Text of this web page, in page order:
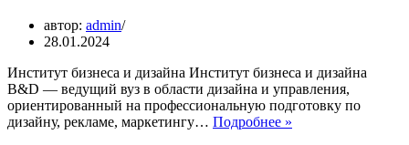
автор: admin
28.01.2024
Институт бизнеса и дизайна Институт бизнеса и дизайна
B&D — ведущий вуз в области дизайна и управления,
ориентированный на профессиональную подготовку по
дизайну, рекламе, маркетингу… Подробнее »